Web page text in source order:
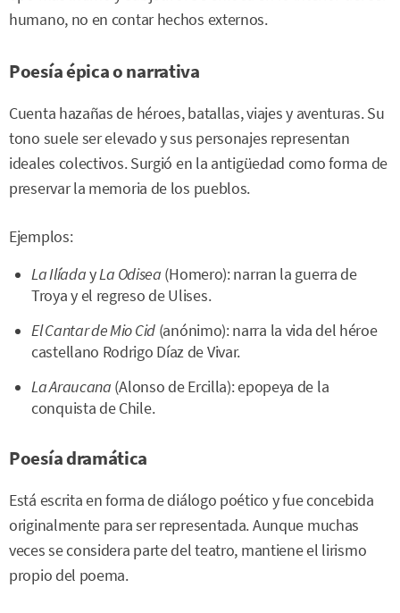
humano, no en contar hechos externos.
Poesía épica o narrativa
Cuenta hazañas de héroes, batallas, viajes y aventuras. Su
tono suele ser elevado y sus personajes representan
ideales colectivos. Surgió en la antigüedad como forma de
preservar la memoria de los pueblos.
Ejemplos:
La IlíadayLa Odisea (Homero): narran la guerra de
Troya y el regreso de Ulises.
El Cantar de Mio Cid (anónimo): narra la vida del héroe
castellano Rodrigo Díaz de Vivar.
La Araucana (Alonso de Ercilla): epopeya de la
conquista de Chile.
Poesía dramática
Está escrita en forma de diálogo poético y fue concebida
originalmente para ser representada. Aunque muchas
veces se considera parte del teatro, mantiene el lirismo
propio del poema.